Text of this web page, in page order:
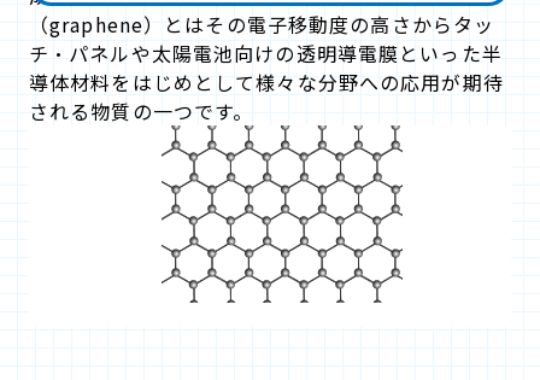
（graphene）とはその電子移動度の高さからタッ
チ・パネルや太陽電池向けの透明導電膜といった半
導体材料をはじめとして様々な分野への応用が期待
される物質の一つです。